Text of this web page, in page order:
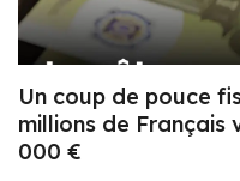
Un coup de pouce
millions de Français
000 €